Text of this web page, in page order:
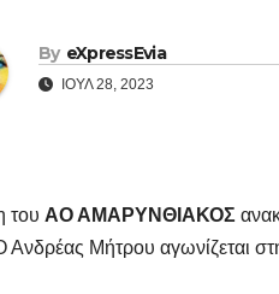
By eXpressEvia
ΙΟΎΛ 28, 2023
του ΑΟ ΑΜΑΡΥΝΘΙΑΚΟΣ
Ανδρέας Μήτρου αγωνίζεται